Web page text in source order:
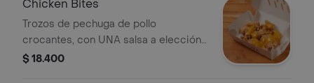
Chicken Bites
Trozos de pechuga de pollo
crocantes, con UNA salsa a elección
(Miel, Mostaza BBQ, Salsa Picante o
$ 18.400